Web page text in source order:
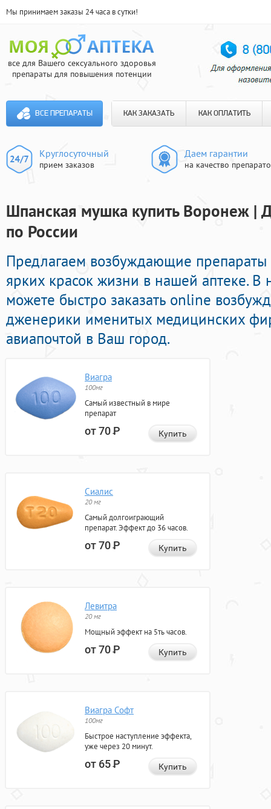
Мы принимаем заказы 24 часа в сутки!
все для Вашего сексуального здоровья
препараты для повышения потенции
ВСЕ ПРЕПАРАТЫ КАК ЗАКАЗАТЬ КАК ОПЛАТИТЬ
Круглосуточный
прием заказов
Даем гарантии
на качество
Шпанская мушка купить Воронеж |
по России
Предлагаем возбуждающие
ярких красок жизни в нашей аптеке.
можете быстро заказать online
дженерики именитых медицинских
авиапочтой в Ваш город.
Виагра
100мг
Самый известный в мире
препарат
от 70Р Купить
Сиалис
20 мг
Самый долгоиграющий
препарат. Эффект до 36 часов.
от 70Р Купить
Левитра
20 мг
Мощный эффект на 5ть часов.
от 70Р Купить
Виагра Софт
100мг
Быстрое наступление эффекта,
уже через 20 минут.
от 65Р Купить